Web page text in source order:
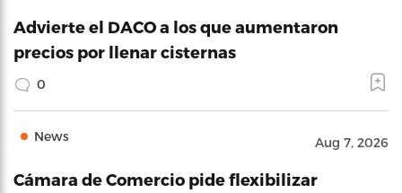
Advierte el DACO a los que aumentaron
precios por llenar cisternas
0
News Aug 7, 2026
Cámara de Comercio pide flexibilizar